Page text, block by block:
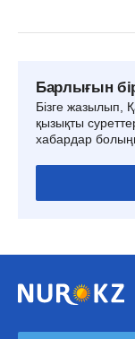
Барлығын
Бізге жазылып,
қызықты
хабардар